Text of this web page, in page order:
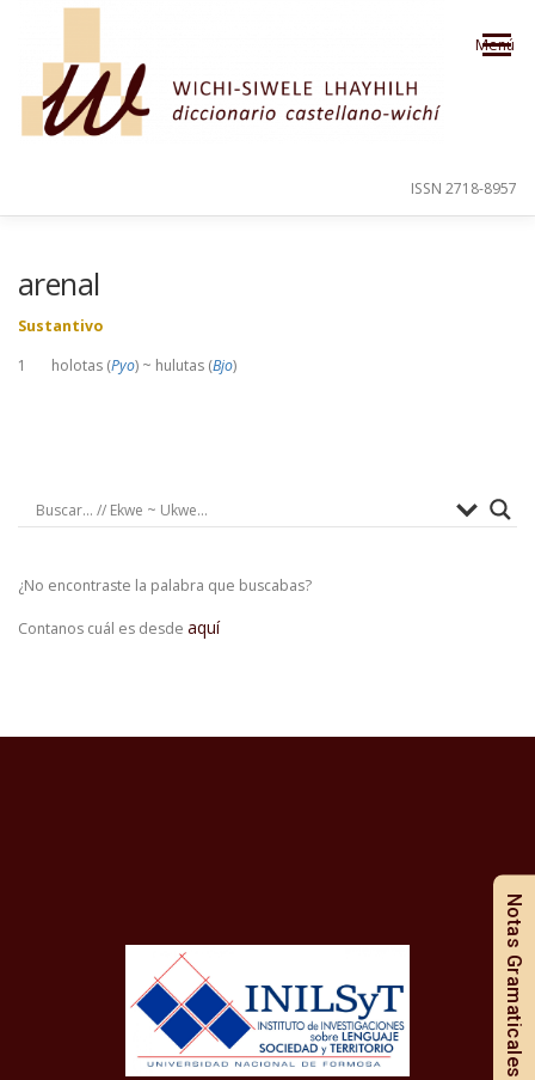
Saltar al contenido
Menú
ISSN 2718-8957
arenal
Sustantivo
1 holotas (Pyo) ~ hulutas (Bjo)
¿No encontraste la palabra que buscabas?
Contanos cuál es desde aquí
Notas Gramaticales